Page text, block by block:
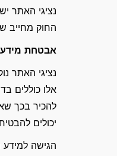
נציגי האתר
החוק מחייב
אבטחת מידע
נציגי האתר
אלו כוללים
להכיר בכך
יכולים
הגישה למידע